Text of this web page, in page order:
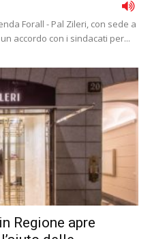
Forall - Pal Zileri, con sede a
accordo con i sindacati per...
Regione apre